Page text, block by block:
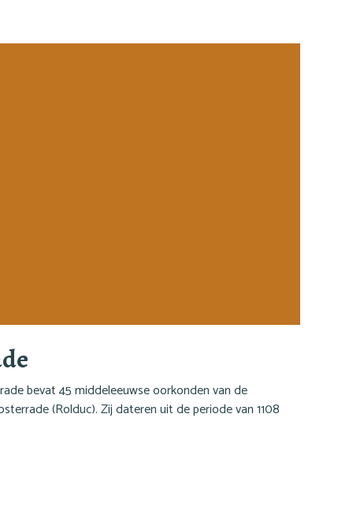
bevat 45 middeleeuwse oorkonden van de
(Rolduc). Zij dateren uit de periode van 1108